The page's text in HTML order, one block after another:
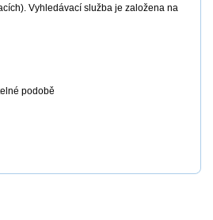
Vyhledávací služba je založena na
podobě